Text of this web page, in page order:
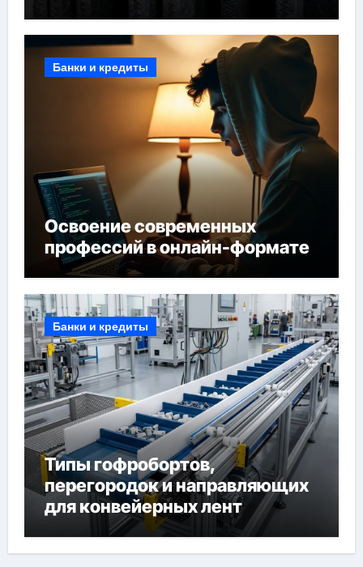
Банки и кредиты
Освоение современных
профессий в онлайн-формате
Банки и кредиты
Типы гофробортов,
перегородок и направляющих
для конвейерных лент